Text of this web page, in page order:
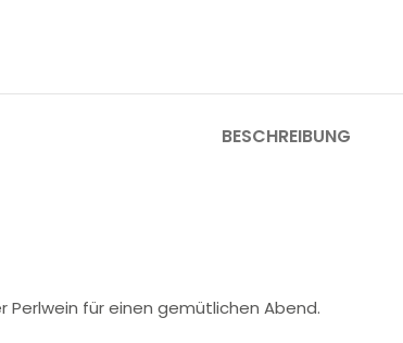
BESCHREIBUNG
Perlwein für einen gemütlichen Abend.